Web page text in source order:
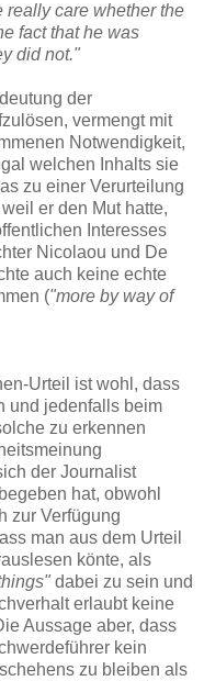
really care whether the
fact that he was
did not."
der
vermengt mit
Notwendigkeit,
welchen Inhalts sie
zu einer Verurteilung
er den Mut hatte,
Interesses
Nicolaou und De
auch keine echte
("more by way of
Urteil ist wohl, dass
und jedenfalls beim
zu erkennen
der Journalist
hat, obwohl
zur Verfügung
man aus dem Urteil
könte, als
dabei zu sein und
erlaubt keine
Aussage aber, dass
kein
zu bleiben als